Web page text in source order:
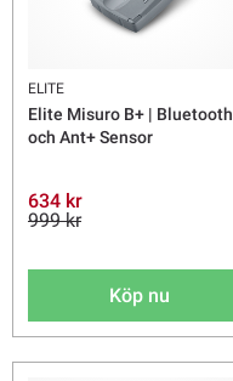
ELITE
Elite Misuro B+ | Bluetooth
och Ant+ Sensor
634 kr
999 kr
Köp nu